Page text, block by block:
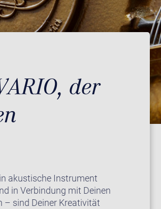
der
akustische Instrument
in Verbindung mit Deinen
– sind Deiner Kreativität